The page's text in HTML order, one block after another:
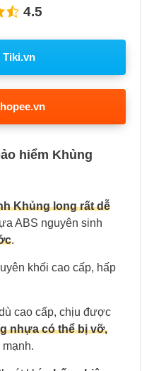
4.5
Tiki.vn
hiểm Khủng
Khủng long rất dễ
ABS nguyên sinh
.
khối cao cấp, hấp
cao cấp, chịu được
nhựa có thể bịvỡ,
mạnh.